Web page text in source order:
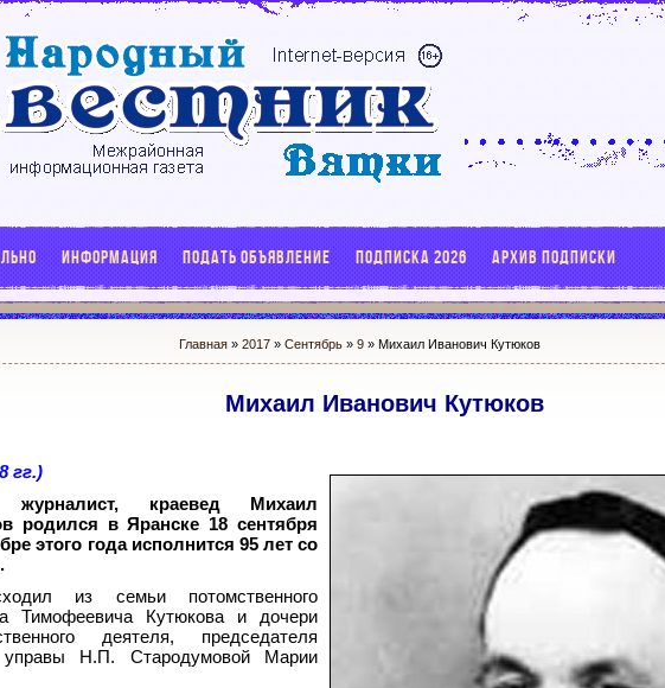
ИНФОРМАЦИЯ ПОДАТЬ ОБЪЯВЛЕНИЕ ПОДПИСКА 2026 АРХИВ ПОДПИСКИ
Главная »2017 » Сентябрь » 9 » Михаил Иванович Кутюков
Михаил Иванович Кутюков
гг.)
журналист, краевед Михаил
родился в Яранске 18 сентября
этого года исполнится 95 лет со
из семьи потомственного
Тимофеевича Кутюкова и дочери
деятеля, председателя
управы Н.П. Стародумовой Марии